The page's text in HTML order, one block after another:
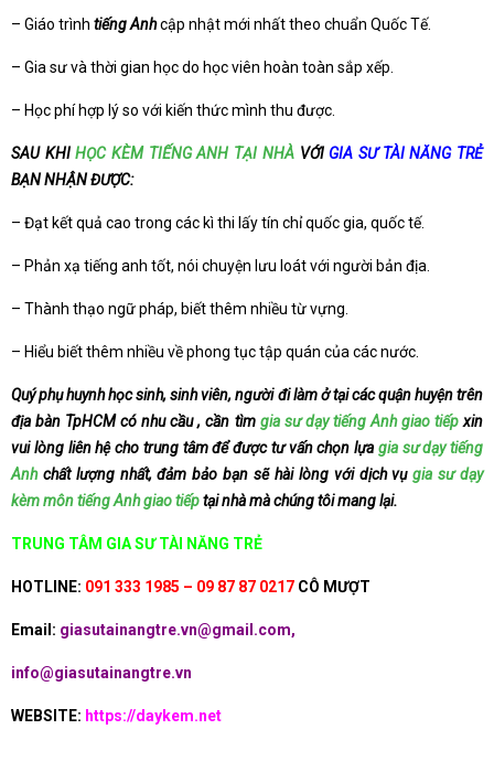
– Giáo trình tiếng Anhcập nhật mới nhất theo chuẩn Quốc Tế.
– Gia sư và thời gian học do học viên hoàn toàn sắp xếp.
– Học phí hợp lý so với kiến thức mình thu được.
SAU KHIHỌC KÈM TIẾNG ANH TẠI NHÀVỚI GIA SƯ TÀI NĂNG TRẺ
BẠN NHẬN ĐƯỢC:
– Đạt kết quả cao trong các kì thi lấy tín chỉ quốc gia, quốc tế.
– Phản xạ tiếng anh tốt, nói chuyện lưu loát với người bản địa.
– Thành thạo ngữ pháp, biết thêm nhiều từ vựng.
– Hiểu biết thêm nhiều về phong tục tập quán của các nước.
Quý phụ huynh học sinh, sinh viên, người đi làm ở tại các quận huyện trên
địa bàn TpHCM có nhu cầu , cần tìm gia sư dạy tiếng Anh giao tiếpxin
vui lòng liên hệ cho trung tâm để được tư vấn chọn lựa gia sư dạy tiếng
Anhchất lượng nhất, đảm bảo bạn sẽ hài lòng với dịch vụgia sư dạy
kèm môn tiếng Anh giao tiếptại nhà mà chúng tôi mang lại.
TRUNG TÂM GIA SƯ TÀI NĂNG TRẺ
HOTLINE: 091 333 1985 – 09 87 87 0217 CÔ MƯỢT
Email: giasutainangtre.vn@gmail.com,
info@giasutainangtre.vn
WEBSITE: https://daykem.net